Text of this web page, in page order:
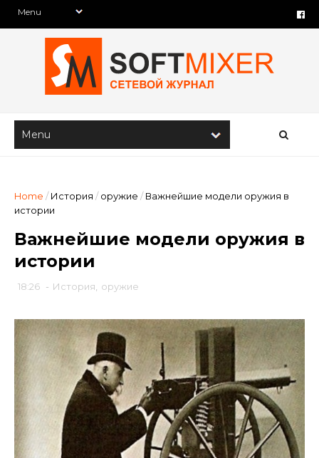
Home / История / оружие / Важнейшие модели оружия в
истории
Важнейшие модели оружия в
истории
18:26 - История оружие